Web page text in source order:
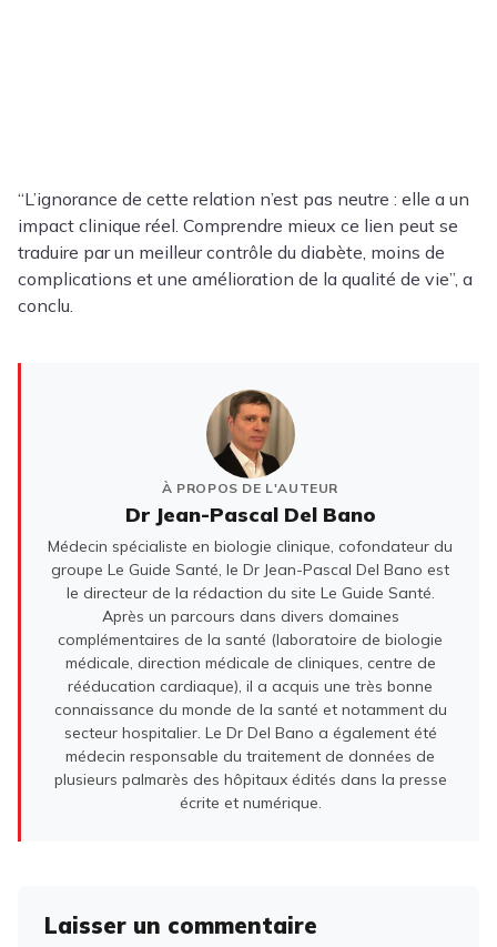
“L’ignorance de cette relation n’est pas neutre : elle a un
impact clinique réel. Comprendre mieux ce lien peut se
traduire par un meilleur contrôle du diabète, moins de
complications et une amélioration de la qualité de vie”, a
conclu.
À PROPOS DE L'AUTEUR
Dr Jean-Pascal Del Bano
Médecin spécialiste en biologie clinique, cofondateur du
groupe Le Guide Santé, le Dr Jean-Pascal Del Bano est
le directeur de la rédaction du site Le Guide Santé.
Après un parcours dans divers domaines
complémentaires de la santé (laboratoire de biologie
médicale, direction médicale de cliniques, centre de
rééducation cardiaque), il a acquis une très bonne
connaissance du monde de la santé et notamment du
secteur hospitalier. Le Dr Del Bano a également été
médecin responsable du traitement de données de
plusieurs palmarès des hôpitaux édités dans la presse
écrite et numérique.
Laisser un commentaire